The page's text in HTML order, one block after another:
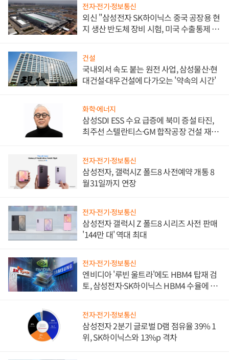
전자·전기·정보통신
외신 "삼성전자 SK하이닉스 중국 공장용 현
지 생산 반도체 장비 시험, 미국 수출통제 대
건설
국내외서 속도 붙는 원전 사업, 삼성물산·현
대건설·대우건설에 다가오는 '약속의 시간'
화학·에너지
삼성SDI ESS 수요 급증에 북미 증설 타진,
최주선 스텔란티스·GM 합작공장 건설 재추
전자·전기·정보통신
삼성전자, 갤럭시Z 폴드8 사전예약 개통 8
월31일까지 연장
전자·전기·정보통신
삼성전자 갤럭시 Z 폴드8 시리즈 사전 판매
'144만 대' 역대 최대
전자·전기·정보통신
엔비디아 '루빈 울트라'에도 HBM4 탑재 검
토, 삼성전자·SK하이닉스 HBM4 수율에 주
전자·전기·정보통신
삼성전자 2분기 글로벌 D램 점유율 39% 1
위, SK하이닉스와 13%p 격차